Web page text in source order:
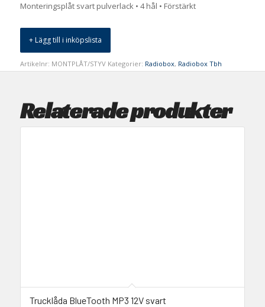
Monteringsplåt svart pulverlack • 4 hål • Förstärkt
+ Lägg till i inköpslista
Artikelnr: MONTPLÅT/STYV Kategorier: Radiobox, Radiobox Tbh
Relaterade produkter
Trucklåda BlueTooth MP3 12V svart